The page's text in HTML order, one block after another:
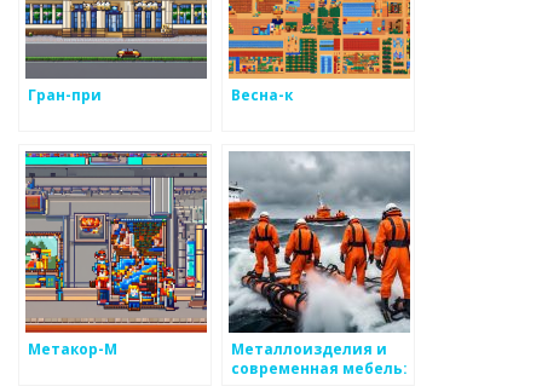
Гран-при Весна-к
Метакор-М
Металлоизделия и
современная мебель: